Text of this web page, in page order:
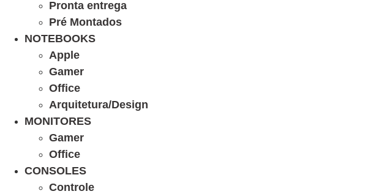
Pronta entrega
Pré Montados
NOTEBOOKS
Apple
Gamer
Office
Arquitetura/Design
MONITORES
Gamer
Office
CONSOLES
Controle